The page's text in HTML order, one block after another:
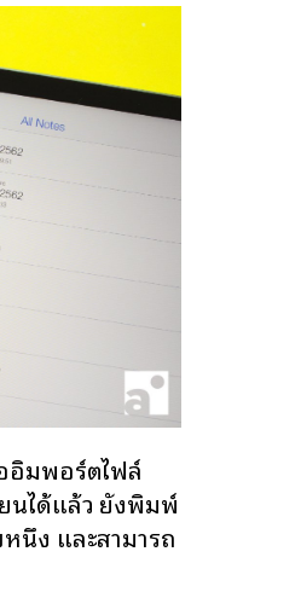
อิมพอร์ตไฟล์
นได้แล้ว ยังพิมพ์
นึ่ง และสามารถ